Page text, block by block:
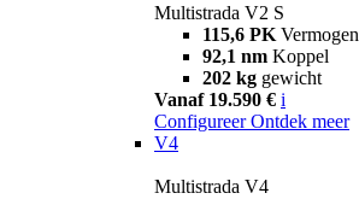
Multistrada V2 S
115,6 PK Vermogen
92,1 nm Koppel
202 kg gewicht
Vanaf 19.590 € i
Configureer Ontdek meer
V4
Multistrada V4